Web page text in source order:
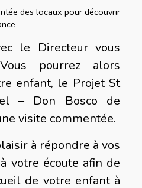
des locaux pour découvrir
le Directeur vous
pourrez alors
enfant, le Projet St
– Don Bosco de
visite commentée.
à répondre à vos
votre écoute afin de
de votre enfant à